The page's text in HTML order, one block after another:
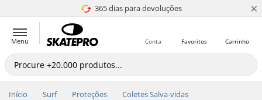
365 dias para devoluções
4.8 de 5 ×
Menu Carrinho
Favoritos
Conta
Início Surf Proteções Coletes Salva-vidas